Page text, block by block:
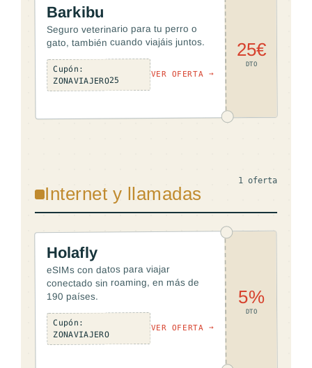
Barkibu
Seguro veterinario para tu perro o
gato, también cuando viajáis juntos.
Cupón:
ZONAVIAJERO25
VER OFERTA →
25€
DTO
Internet y llamadas
1 oferta
Holafly
eSIMs con datos para viajar
conectado sin roaming, en más de
190 países.
Cupón:
ZONAVIAJERO
VER OFERTA →
5%
DTO